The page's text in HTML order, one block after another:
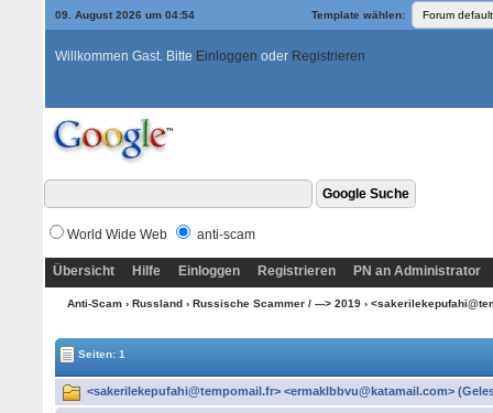
09. August 2026 um 04:54 Template wählen:
Willkommen Gast. Bitte Einloggen oder Registrieren
World Wide Web anti-scam
Übersicht Hilfe Einloggen Registrieren PN an Administrator
Anti-Scam› Russland› Russische Scammer / ---> 2019›
Seiten: 1
<sakerilekepufahi@tempomail.fr> <ermaklbbvu@katamail.com>